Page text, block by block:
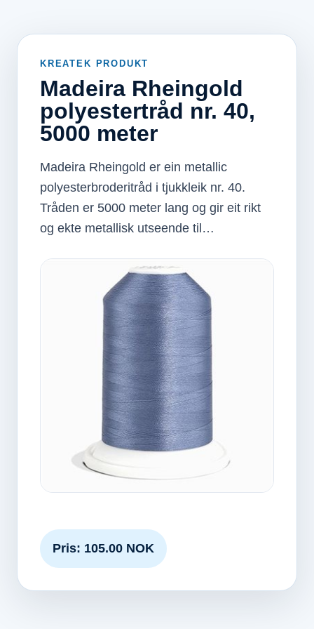
KREATEK PRODUKT
Madeira Rheingold
polyestertråd nr. 40,
5000 meter
Madeira Rheingold er ein metallic
polyesterbroderitråd i tjukkleik nr. 40.
Tråden er 5000 meter lang og gir eit rikt
og ekte metallisk utseende til…
Pris: 105.00 NOK